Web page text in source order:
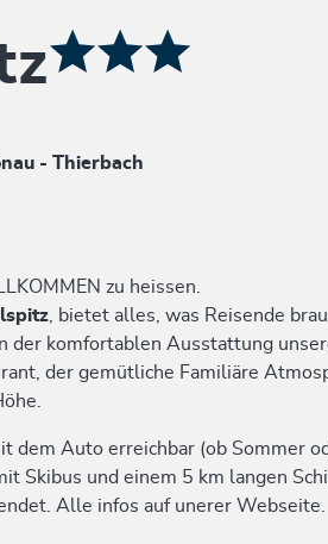
- Thierbach
zu heissen.
, bietet alles, was Reisende
der komfortablen Ausstattung
der gemütliche Familiäre
dem Auto erreichbar (ob Sommer
Skibus und einem 5 km langen
Alle infos auf unerer Webseite.